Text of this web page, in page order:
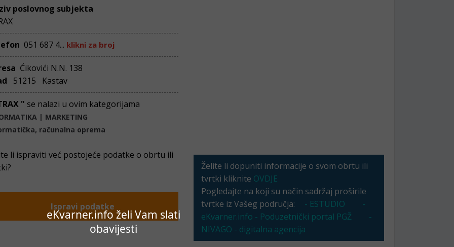
eKvarner.info želi Vam slati
obavijesti
poslovnog subjekta
051 687 4... klikni za broj
Ćikovići N.N. 138
51215 Kastav
" se nalazi u ovim kategorijama
| MARKETING
računalna oprema
li ispraviti već postojeće podatke o obrtu ili
Ispravi podatke
Želite li dopuniti informacije o svom obrtu ili
tvrtki kliknite OVDJE
Pogledajte na koji su način sadržaj proširile
tvrtke iz Vašeg područja:
- ESTUDIO
-
eKvarner.info - Poduzetnički portal PGŽ
-
NIVAGO - digitalna agencija